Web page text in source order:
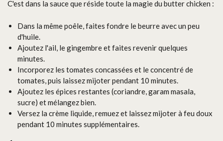
C'est dans la sauce que réside toute la magie du butter chicken :
Dans la même poêle, faites fondre le beurre avec un peu
d'huile.
Ajoutez l'ail, le gingembre et faites revenir quelques
minutes.
Incorporez les tomates concassées et le concentré de
tomates, puis laissez mijoter pendant 10 minutes.
Ajoutez les épices restantes (coriandre, garam masala,
sucre) et mélangez bien.
Versez la crème liquide, remuez et laissez mijoter à feu doux
pendant 10 minutes supplémentaires.